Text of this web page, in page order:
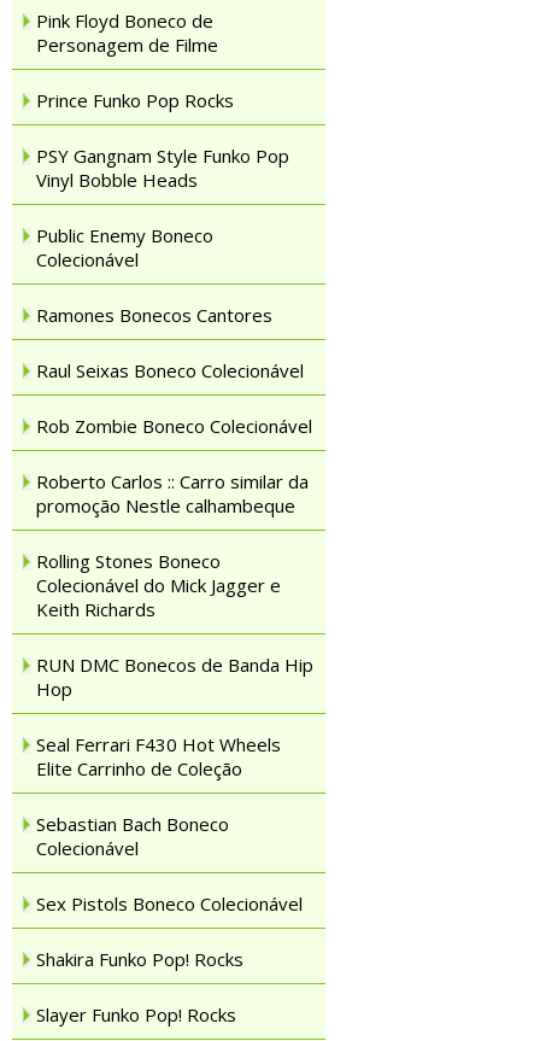
Pink Floyd Boneco de
Personagem de Filme
Prince Funko Pop Rocks
PSY Gangnam Style Funko Pop
Vinyl Bobble Heads
Public Enemy Boneco
Colecionável
Ramones Bonecos Cantores
Raul Seixas Boneco Colecionável
Rob Zombie Boneco Colecionável
Roberto Carlos :: Carro similar da
promoção Nestle calhambeque
Rolling Stones Boneco
Colecionável do Mick Jagger e
Keith Richards
RUN DMC Bonecos de Banda Hip
Hop
Seal Ferrari F430 Hot Wheels
Elite Carrinho de Coleção
Sebastian Bach Boneco
Colecionável
Sex Pistols Boneco Colecionável
Shakira Funko Pop! Rocks
Slayer Funko Pop! Rocks